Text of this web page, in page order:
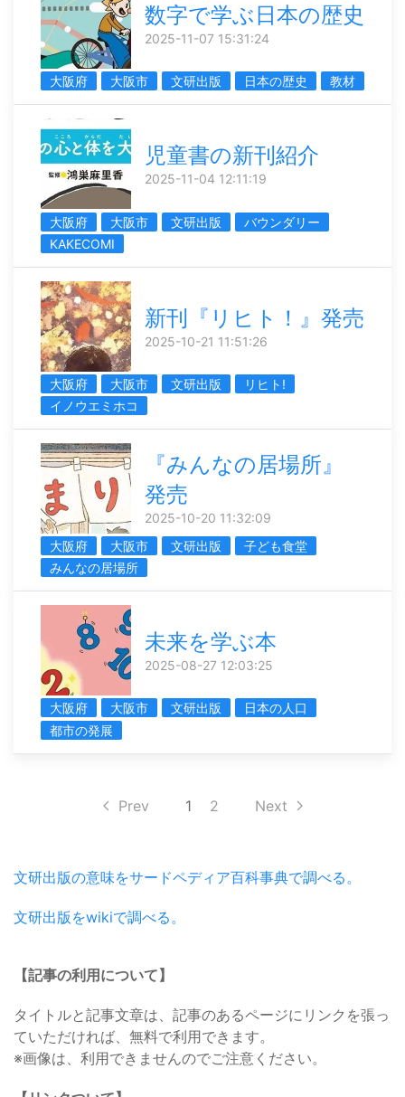
数字で学ぶ日本の歴史
2025-11-07 15:31:24
大阪府 大阪市 文研出版 日本の歴史 教材
児童書の新刊紹介
2025-11-04 12:11:19
大阪府 大阪市 文研出版
バウンダリー
KAKECOMI
新刊『リヒト！』発売
2025-10-21 11:51:26
大阪府 大阪市 文研出版
リヒト!
イノウエミホコ
『みんなの居場所』
発売
2025-10-20 11:32:09
大阪府
大阪市 文研出版
子ども食堂
みんなの居場所
未来を学ぶ本
2025-08-27 12:03:25
大阪府 大阪市 文研出版
日本の人口
都市の発展
Prev 1 2 Next
文研出版の意味をサードペディア百科事典で調べる。
文研出版をwikiで調べる。
【記事の利用について】
タイトルと記事文章は、記事のあるページにリンクを張っ
ていただければ、無料で利用できます。
※画像は、利用できませんのでご注意ください。